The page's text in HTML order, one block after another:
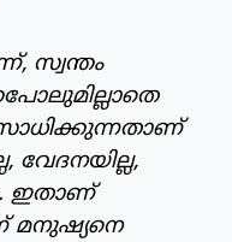
സ്വന്തം
വേദനയില്ല,
ഇതാണ്
മനുഷ്യനെ